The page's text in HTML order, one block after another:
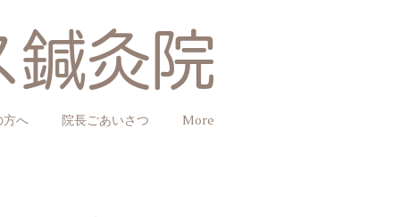
鍼灸院
方へ 院長ごあいさつ More